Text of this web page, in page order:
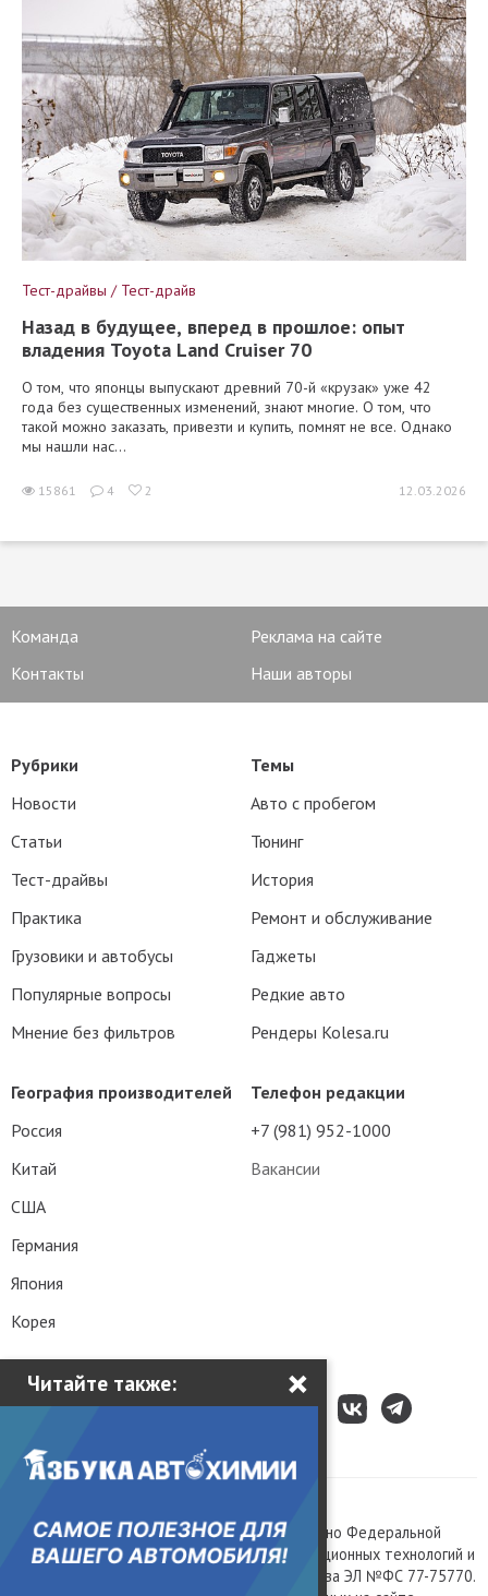
Читайте также: ×
Тест-драйвы / Тест-драйв
Назад в будущее, вперед в прошлое: опыт
владения Toyota Land Cruiser 70
О том, что японцы выпускают древний 70-й «крузак» уже 42
года без существенных изменений, знают многие. О том, что
такой можно заказать, привезти и купить, помнят не все. Однако
мы нашли нас...
15861 4 2 12.03.2026
Команда
Реклама на сайте
Контакты
Наши авторы
Телефон редакции
+7 (981) 952-1000
Вакансии
Рубрики
Новости
Статьи
Тест-драйвы
Практика
Грузовики и автобусы
Популярные вопросы
Мнение без фильтров
Темы
Авто с пробегом
Тюнинг
История
Ремонт и обслуживание
Гаджеты
Редкие авто
Рендеры Kolesa.ru
География производителей
Россия
Китай
США
Германия
Япония
Корея
Сетевое издание «Kolesa.ru», зарегистрировано Федеральной
службой по надзору в сфере связи, информационных технологий и
массовых коммуникаций, номер свидетельства ЭЛ №ФС 77-75770.